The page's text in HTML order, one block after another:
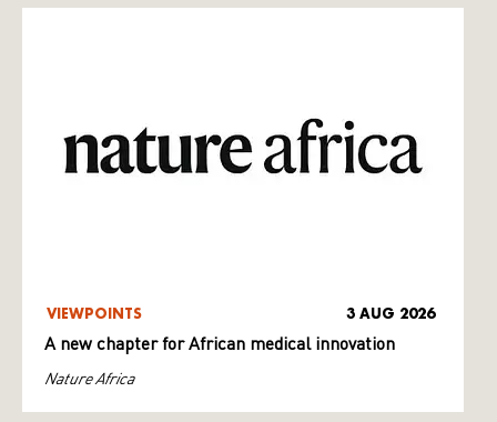
VIEWPOINTS 3 AUG 2026
A new chapter for African medical innovation
Nature Africa